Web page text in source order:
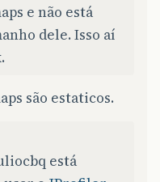
e não está
dele. Isso aí
são estaticos.
está